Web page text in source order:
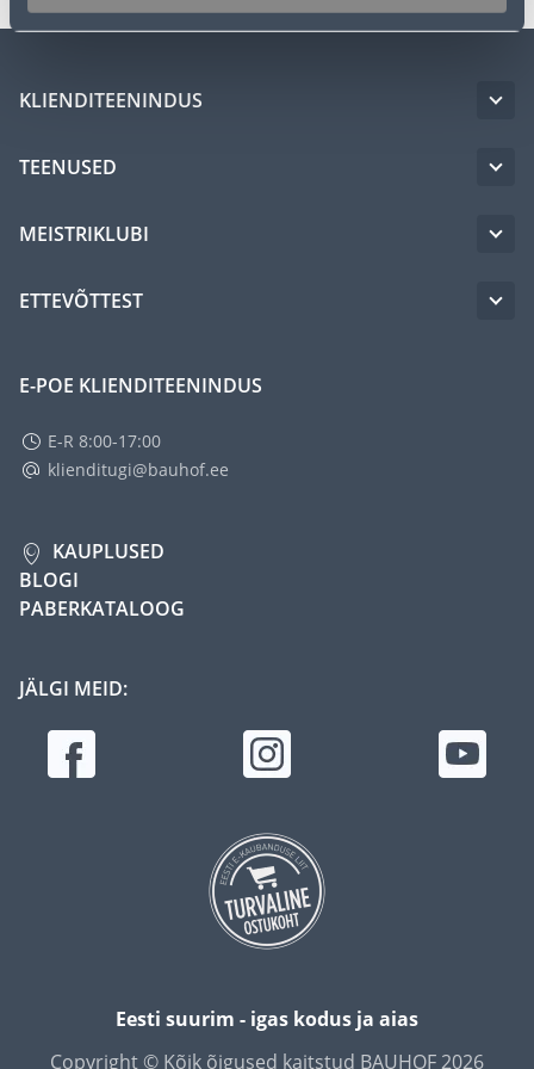
KLIENDITEENINDUS
TEENUSED
MEISTRIKLUBI
ETTEVÕTTEST
E-POE KLIENDITEENINDUS
E-R 8:00-17:00
klienditugi@bauhof.ee
KAUPLUSED
BLOGI
PABERKATALOOG
JÄLGI MEID:
Eesti suurim - igas kodus ja aias
Copyright © Kõik õigused kaitstud BAUHOF 2026